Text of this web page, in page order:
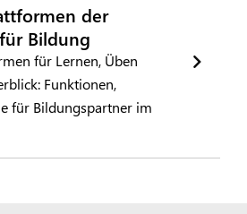
der
Bildung
für Lernen, Üben
Funktionen,
für Bildungspartner im